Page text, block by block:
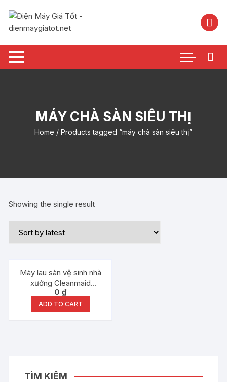
nội
MÁY CHÀ SÀN SIÊU THỊ
Home / Products tagged “máy chà sàn siêu thị”
Showing the single result
Máy lau sàn vệ sinh nhà
xưởng Cleanmaid
TT70BT
0₫
ADD TO CART
TÌM KIẾM